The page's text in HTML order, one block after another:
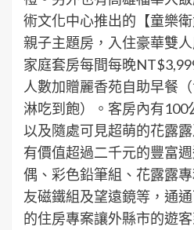
術文化中心推出的【童樂衛
親子主題房，入住豪華雙
家庭套房每間每晚
人數加贈麗香苑自助早餐
淋吃到飽）。客房內有100
以及隨處可見超萌的花露
有價值超過二千元的豐富
偶、彩色鉛筆組、花露露
友磁鐵組及望遠鏡等，通
的住房專案讓外縣市的遊